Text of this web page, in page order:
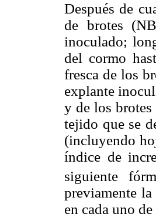
Después de
de brotes
inoculado;
del cormo
fresca de los
explante
y de los
tejido que se
(incluyendo
índice de
siguiente
previamente
en cada uno